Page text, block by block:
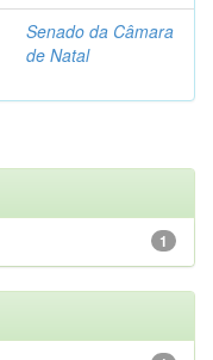
Senado da Câmara
de Natal
1